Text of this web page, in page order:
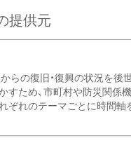
提供元
らの復旧・復興の状況を後
すため、市町村や防災関係
ぞれのテーマごとに時間